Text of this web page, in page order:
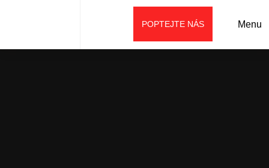
Menu
POPTEJTE NÁS